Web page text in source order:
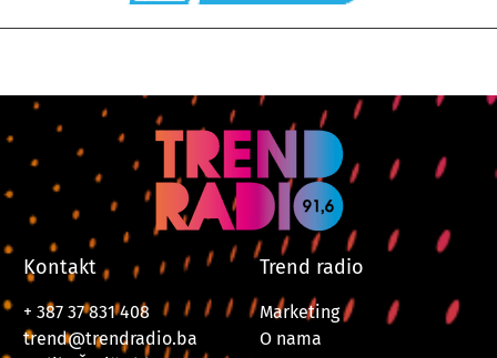
Kontakt
+ 387 37 831 408
trend@trendradio.ba
Trend radio
Marketing
O nama